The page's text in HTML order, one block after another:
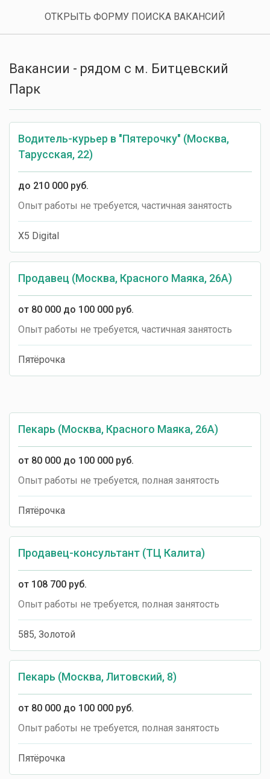
Любой опыт
Любая занятость
ОТКРЫТЬ ФОРМУ ПОИСКА ВАКАНСИЙ
Вакансии - рядом с м. Битцевский
Парк
Водитель-курьер в "Пятерочку" (Москва,
Тарусская, 22)
до 210 000 руб.
Опыт работы не требуется, частичная занятость
X5 Digital
Продавец (Москва, Красного Маяка, 26А)
от 80 000 до 100 000 руб.
Опыт работы не требуется, частичная занятость
Пятёрочка
Пекарь (Москва, Красного Маяка, 26А)
от 80 000 до 100 000 руб.
Опыт работы не требуется, полная занятость
Пятёрочка
Продавец-консультант (ТЦ Калита)
от 108 700 руб.
Опыт работы не требуется, полная занятость
585, Золотой
Пекарь (Москва, Литовский, 8)
от 80 000 до 100 000 руб.
Опыт работы не требуется, полная занятость
Пятёрочка